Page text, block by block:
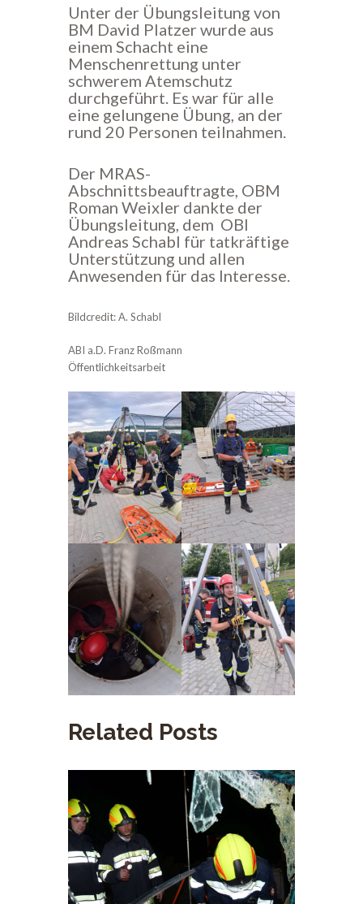
Unter der Übungsleitung von
BM David Platzer wurde aus
einem Schacht eine
Menschenrettung unter
schwerem Atemschutz
durchgeführt. Es war für alle
eine gelungene Übung, an der
rund 20 Personen teilnahmen.
Der MRAS-
Abschnittsbeauftragte, OBM
Roman Weixler dankte der
Übungsleitung, dem OBI
Andreas Schabl für tatkräftige
Unterstützung und allen
Anwesenden für das Interesse.
Bildcredit: A. Schabl
ABI a.D. Franz Roßmann
Öffentlichkeitsarbeit
Related Posts